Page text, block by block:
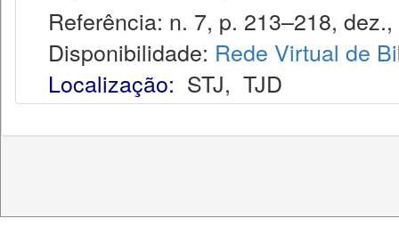
Referência: n. 7, p. 213–218,
Disponibilidade: Rede Virtual de
Localização: STJ, TJD